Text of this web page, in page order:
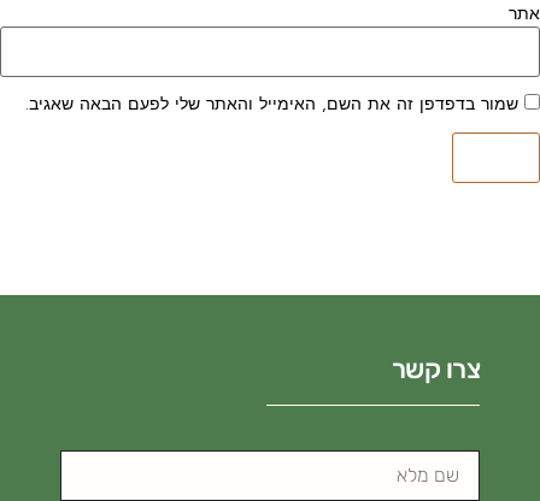
אתר
שמור בדפדפן זה את השם, האימייל והאתר שלי לפעם הבאה שאגיב.
צרו קשר